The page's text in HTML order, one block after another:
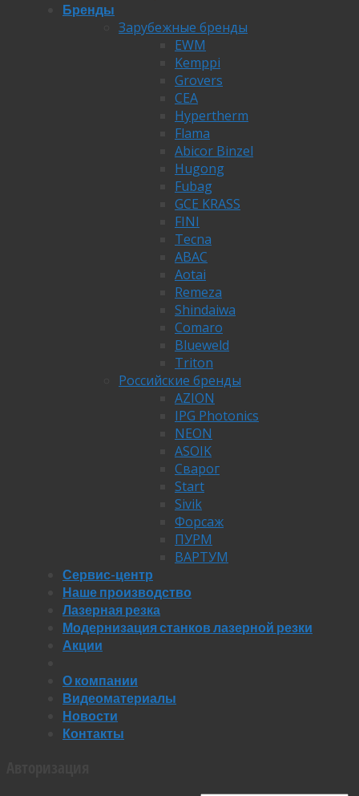
Бренды
Зарубежные бренды
EWM
Kemppi
Grovers
CEA
Hypertherm
Flama
Abicor Binzel
Hugong
Fubag
GCE KRASS
FINI
Tecna
ABAC
Aotai
Remeza
Shindaiwa
Comaro
Blueweld
Triton
Российские бренды
AZION
IPG Photonics
NEON
ASOIK
Сварог
Start
Sivik
Форсаж
ПУРМ
ВАРТУМ
Сервис-центр
Наше производство
Лазерная резка
Модернизация станков лазерной резки
Акции
О компании
Видеоматериалы
Новости
Контакты